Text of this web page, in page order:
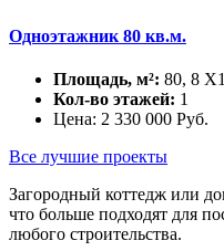
Одноэтажник 80 кв.м.
Площадь, м²: 80, 8
Кол-во этажей: 1
Цена: 2 330 000 Руб.
Все лучшие проекты
Загородный коттедж или
что больше подходят для
любого строительства.